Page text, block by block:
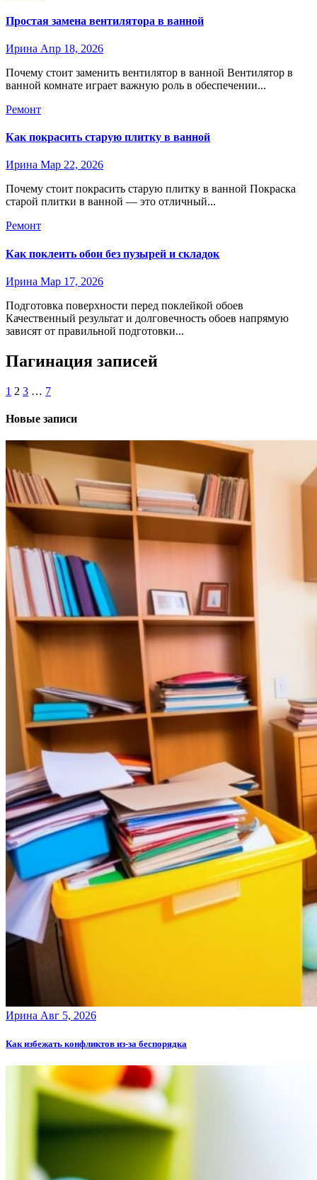
Простая замена вентилятора в ванной
Ирина Апр 18, 2026
Почему стоит заменить вентилятор в ванной Вентилятор в
ванной комнате играет важную роль в обеспечении...
Ремонт
Как покрасить старую плитку в ванной
Ирина Мар 22, 2026
Почему стоит покрасить старую плитку в ванной Покраска
старой плитки в ванной — это отличный...
Ремонт
Как поклеить обои без пузырей и складок
Ирина Мар 17, 2026
Подготовка поверхности перед поклейкой обоев
Качественный результат и долговечность обоев напрямую
зависят от правильной подготовки...
Пагинация записей
1 2 3 … 7
Новые записи
Ирина Авг 5, 2026
Как избежать конфликтов из-за беспорядка